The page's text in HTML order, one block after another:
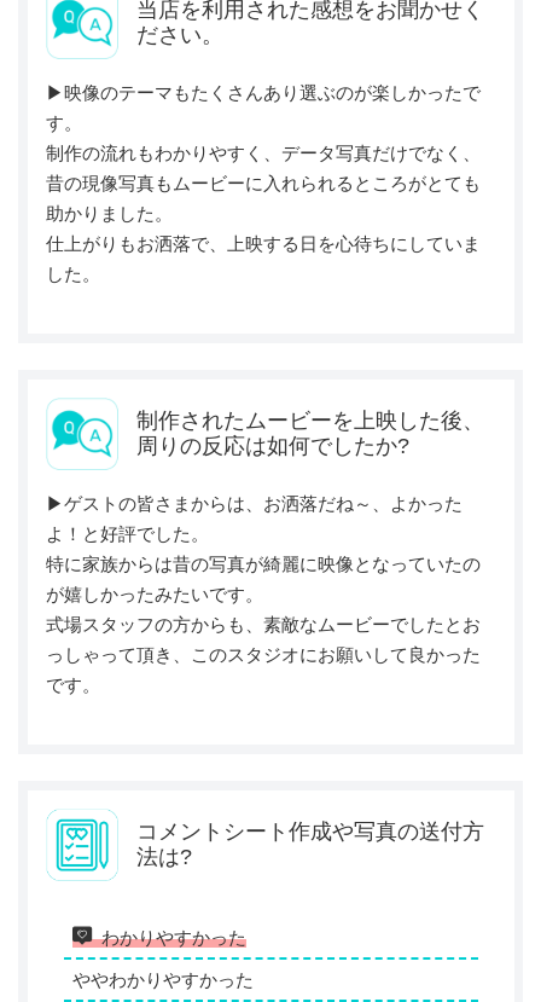
当店を利用された感想をお聞かせく
ださい。
▶︎映像のテーマもたくさんあり選ぶのが楽しかったで
す。
制作の流れもわかりやすく、データ写真だけでなく、
昔の現像写真もムービーに入れられるところがとても
助かりました。
仕上がりもお洒落で、上映する日を心待ちにしていま
した。
制作されたムービーを上映した後、
周りの反応は如何でしたか?
▶︎ゲストの皆さまからは、お洒落だね～、よかった
よ！と好評でした。
特に家族からは昔の写真が綺麗に映像となっていたの
が嬉しかったみたいです。
式場スタッフの方からも、素敵なムービーでしたとお
っしゃって頂き、このスタジオにお願いして良かった
です。
コメントシート作成や写真の送付方
法は?
わかりやすかった
ややわかりやすかった